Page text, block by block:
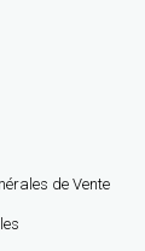
de Vente